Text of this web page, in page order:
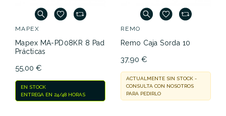
MAPEX
Mapex MA-PD08KR 8 Pad
Prácticas
55,00 €
EN STOCK
ENTREGA EN 24/48 HORAS
REMO
Remo Caja Sorda 10
37,90 €
ACTUALMENTE SIN STOCK -
CONSULTA CON NOSOTROS
PARA PEDIRLO